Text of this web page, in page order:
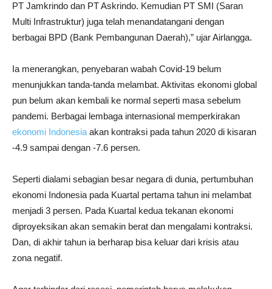
PT Jamkrindo dan PT Askrindo. Kemudian PT SMI (Saran
Multi Infrastruktur) juga telah menandatangani dengan
berbagai BPD (Bank Pembangunan Daerah),” ujar Airlangga.
Ia menerangkan, penyebaran wabah Covid-19 belum
menunjukkan tanda-tanda melambat. Aktivitas ekonomi global
pun belum akan kembali ke normal seperti masa sebelum
pandemi. Berbagai lembaga internasional memperkirakan
ekonomi Indonesia akan kontraksi pada tahun 2020 di kisaran
-4.9 sampai dengan -7.6 persen.
Seperti dialami sebagian besar negara di dunia, pertumbuhan
ekonomi Indonesia pada Kuartal pertama tahun ini melambat
menjadi 3 persen. Pada Kuartal kedua tekanan ekonomi
diproyeksikan akan semakin berat dan mengalami kontraksi.
Dan, di akhir tahun ia berharap bisa keluar dari krisis atau
zona negatif.